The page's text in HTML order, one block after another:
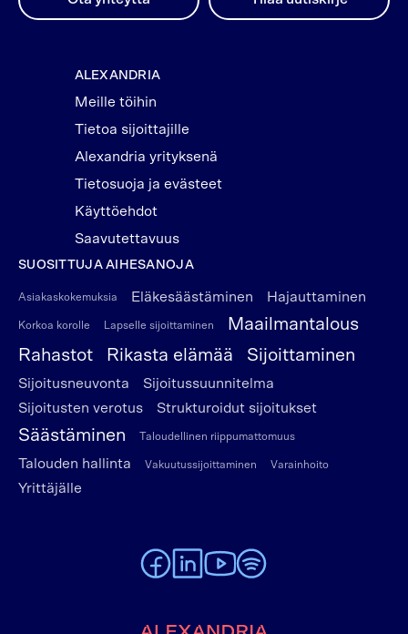
ALEXANDRIA
Meille töihin
Tietoa sijoittajille
Alexandria yrityksenä
Tietosuoja ja evästeet
Käyttöehdot
Saavutettavuus
SUOSITTUJA AIHESANOJA
Asiakaskokemuksia Eläkesäästäminen Hajauttaminen
Korkoa korolle Lapselle sijoittaminen
Maailmantalous
Rahastot
Rikasta elämää Sijoittaminen
Sijoitusneuvonta
Sijoitussuunnitelma
Sijoitusten verotus
Strukturoidut sijoitukset
Säästäminen Taloudellinen riippumattomuus
Talouden hallinta Vakuutussijoittaminen Varainhoito
Yrittäjälle
To Alexandria Facebook page
To Alexandria LinkedIn page
To Alexandria Youtube page
To Alexandria Spotify